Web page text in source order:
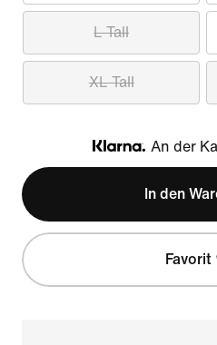
L Tall
XL Tall
Klarna
An der
In den
Favorit